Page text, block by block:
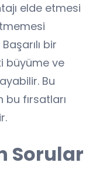
elde etmesi
bir
büyüme ve
Bu
fırsatları
Sorular